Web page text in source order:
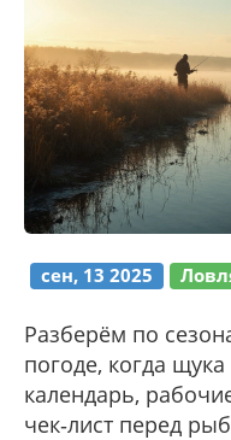
сен, 13 2025
Разберём по
погоде, когда
календарь,
чек‑лист перед